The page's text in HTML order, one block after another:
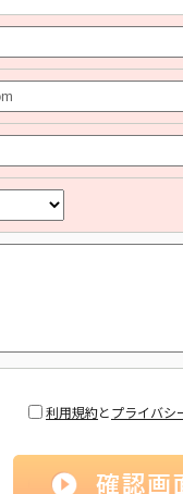
利用規約とプライバシ